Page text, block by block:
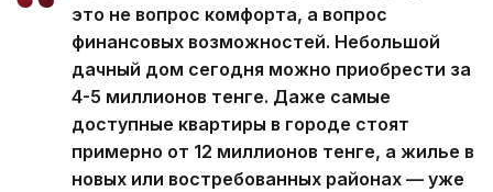
это не вопрос комфорта, а вопрос
финансовых возможностей. Небольшой
дачный дом сегодня можно приобрести за
4-5 миллионов тенге. Даже самые
доступные квартиры в городе стоят
примерно от 12 миллионов тенге, а жилье в
новых или востребованных районах — уже